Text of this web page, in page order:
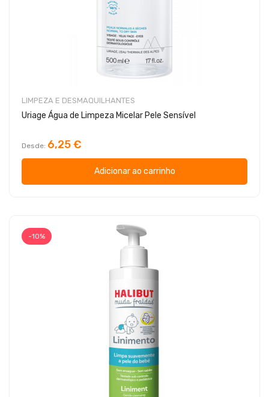
LIMPEZA E DESMAQUILHANTES
Uriage Água de Limpeza Micelar Pele Sensível
Desde 6,25 €
Adicionar ao carrinho
-10%